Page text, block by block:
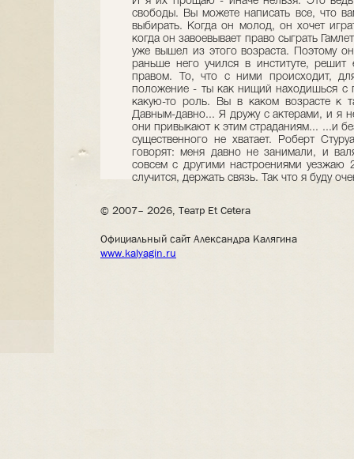
свободы. Вы можете написать все, что
выбирать. Когда он молод, он хочет
когда он завоевывает право сыграть
уже вышел из этого возраста. Поэтому
раньше него учился в институте, решит
правом. То, что с ними происходит,
положение - ты как нищий находишься с
какую-то роль. Вы в каком возрасте к
Давным-давно... Я дружу с актерами, и я
они привыкают к этим страданиям... ...и
существенного не хватает. Роберт
говорят: меня давно не занимали, и
совсем с другими настроениями уезжаю
случится, держать связь. Так что я буду
© 2007– 2026, Театр Et Cetera
Официальный сайт Александра Калягина
www.kalyagin.ru